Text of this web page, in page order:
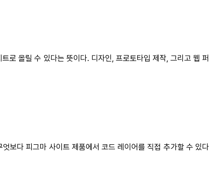
로 올릴 수 있다는 뜻이다. 디자인, 프로토타입 제작, 그리고 웹 퍼
보다 피그마 사이트 제품에서 코드 레이어를 직접 추가할 수 있다